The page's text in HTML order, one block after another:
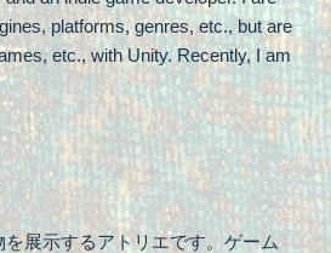
platforms, genres, etc., but are
etc., with Unity. Recently, I am
展示するアトリエです。ゲーム